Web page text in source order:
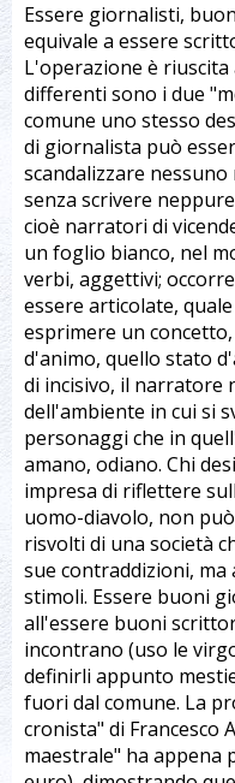
Essere giornalisti,
equivale a essere
L'operazione è
differenti sono i due
comune uno stesso
di giornalista può
scandalizzare
senza scrivere
cioè narratori di
un foglio bianco, nel
verbi, aggettivi;
essere articolate,
esprimere un
d'animo, quello stato
di incisivo, il narratore
dell'ambiente in cui si
personaggi che in
amano, odiano. Chi
impresa di riflettere
uomo-diavolo, non
risvolti di una società
sue contraddizioni, ma
stimoli. Essere buoni
all'essere buoni
incontrano (uso le
definirli appunto
fuori dal comune. La
cronista" di Francesco
maestrale" ha appena